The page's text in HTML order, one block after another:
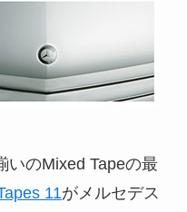
いのMixed Tapeの最
11がメルセデス